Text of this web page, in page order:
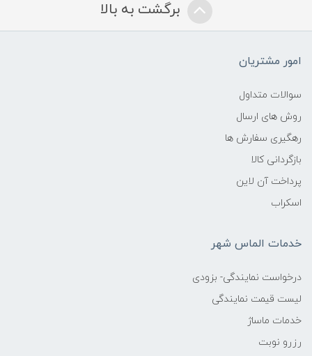
برگشت به بالا
امور مشتریان
سوالات متداول
روش های ارسال
رهگیری سفارش ها
بازگردانی کالا
پرداخت آن لاین
اسکراب
خدمات الماس شهر
درخواست نمایندگی- بزودی
لیست قیمت نمایندگی
خدمات ماساژ
رزرو نوبت